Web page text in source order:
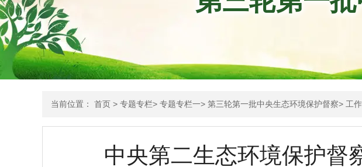
当前位置： 首页 > 专题专栏> 专题专栏一> 第三轮第一批中央生态环境保护督察> 工
中央第二生态环境保护督